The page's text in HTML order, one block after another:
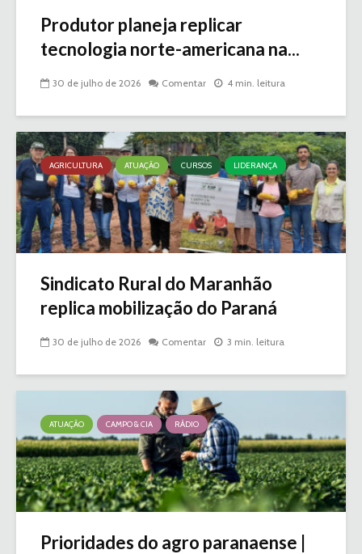
Produtor planeja replicar
tecnologia norte-americana na...
30 de julho de 2026 Comentar 4 min. leitura
AGRICULTURA ATUAÇÃO CURSOS LIDERANÇA
Sindicato Rural do Maranhão
replica mobilização do Paraná
30 de julho de 2026 Comentar 3 min. leitura
ATUAÇÃO CAMPO & CIA RÁDIO
Prioridades do agro paranaense |